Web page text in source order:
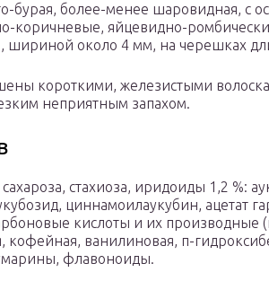
бурая, более-менее шаровидная, с
коричневые, яйцевидно-
шириной около 4 мм, на черешках
короткими, железистыми
неприятным запахом.
стахиоза, иридоиды 1,2 %:
циннамоилаукубин, ацетат
кислоты и их производные
кофейная, ванилиновая, п-
флавоноиды.